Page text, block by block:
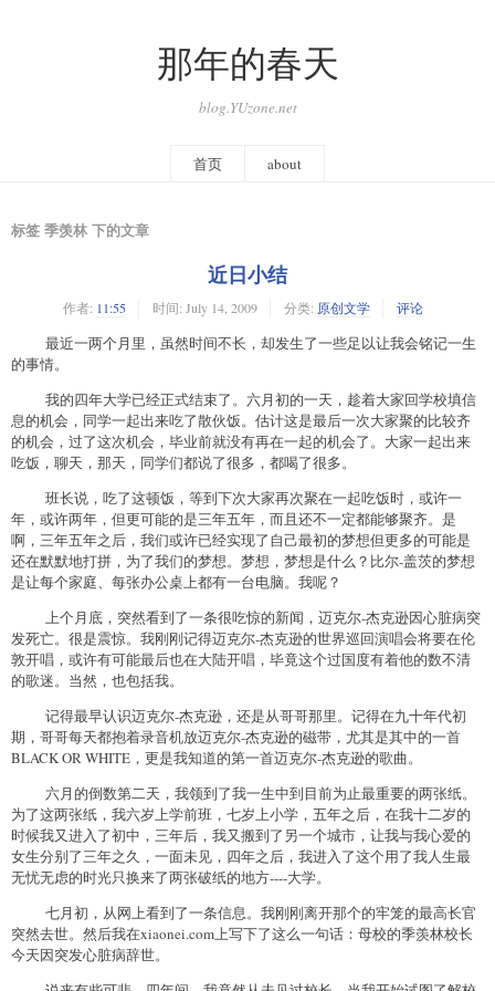
那年的春天
blog.YUzone.net
首页 about
标签 季羡林 下的文章
近日小结
作者: 11:55 时间: July 14, 2009 分类: 原创文学 评论
最近一两个月里，虽然时间不长，却发生了一些足以让我会铭记一生
的事情。
我的四年大学已经正式结束了。六月初的一天，趁着大家回学校填信
息的机会，同学一起出来吃了散伙饭。估计这是最后一次大家聚的比较齐
的机会，过了这次机会，毕业前就没有再在一起的机会了。大家一起出来
吃饭，聊天，那天，同学们都说了很多，都喝了很多。
班长说，吃了这顿饭，等到下次大家再次聚在一起吃饭时，或许一
年，或许两年，但更可能的是三年五年，而且还不一定都能够聚齐。是
啊，三年五年之后，我们或许已经实现了自己最初的梦想但更多的可能是
还在默默地打拼，为了我们的梦想。梦想，梦想是什么？比尔-盖茨的梦想
是让每个家庭、每张办公桌上都有一台电脑。我呢？
上个月底，突然看到了一条很吃惊的新闻，迈克尔-杰克逊因心脏病突
发死亡。很是震惊。我刚刚记得迈克尔-杰克逊的世界巡回演唱会将要在伦
敦开唱，或许有可能最后也在大陆开唱，毕竟这个过国度有着他的数不清
的歌迷。当然，也包括我。
记得最早认识迈克尔-杰克逊，还是从哥哥那里。记得在九十年代初
期，哥哥每天都抱着录音机放迈克尔-杰克逊的磁带，尤其是其中的一首
BLACK OR WHITE，更是我知道的第一首迈克尔-杰克逊的歌曲。
六月的倒数第二天，我领到了我一生中到目前为止最重要的两张纸。
为了这两张纸，我六岁上学前班，七岁上小学，五年之后，在我十二岁的
时候我又进入了初中，三年后，我又搬到了另一个城市，让我与我心爱的
女生分别了三年之久，一面未见，四年之后，我进入了这个用了我人生最
无忧无虑的时光只换来了两张破纸的地方----大学。
七月初，从网上看到了一条信息。我刚刚离开那个的牢笼的最高长官
突然去世。然后我在xiaonei.com上写下了这么一句话：母校的季羡林校长
今天因突发心脏病辞世。